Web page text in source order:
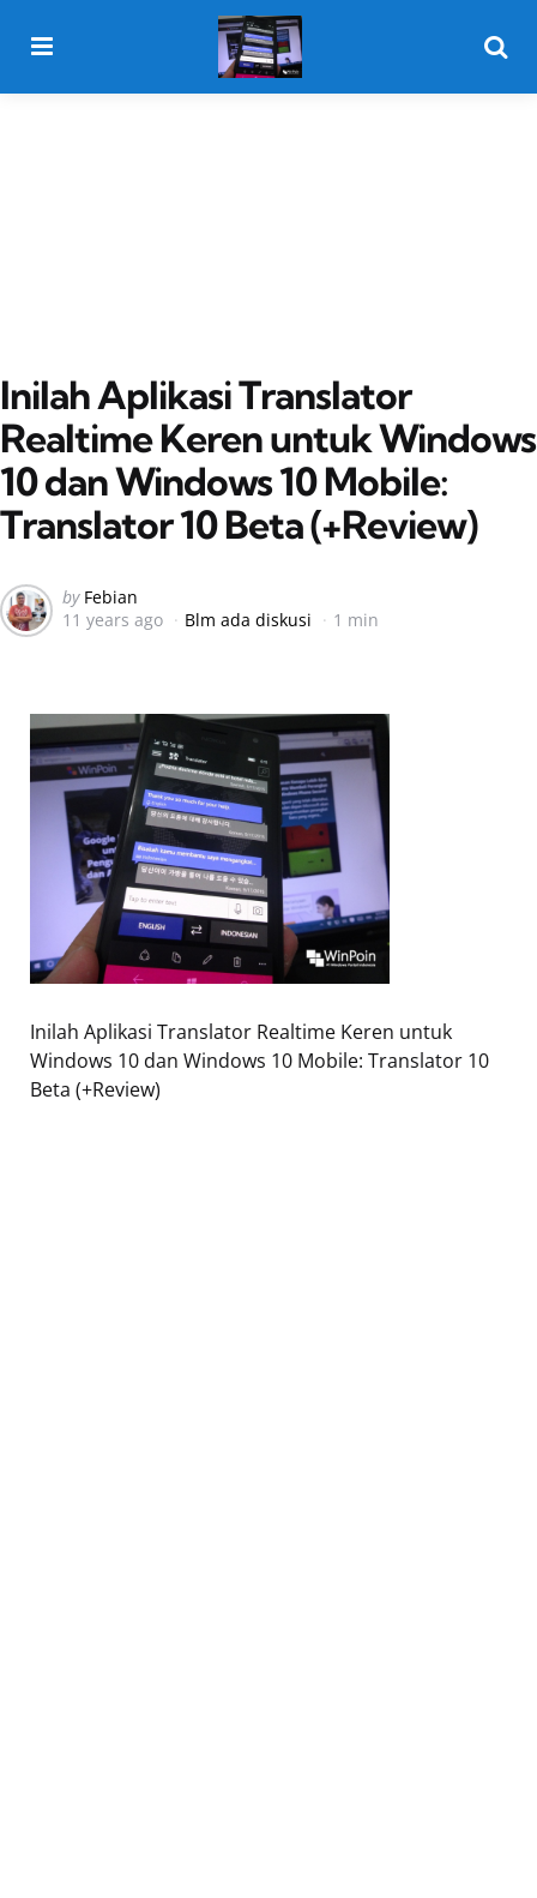
Inilah Aplikasi Translator
Realtime Keren untuk Windows
10 dan Windows 10 Mobile:
Translator 10 Beta (+Review)
Posted
by
by Febian
11 years ago
Blm ada diskusi 1 min
Inilah Aplikasi Translator Realtime Keren untuk
Windows 10 dan Windows 10 Mobile: Translator 10
Beta (+Review)